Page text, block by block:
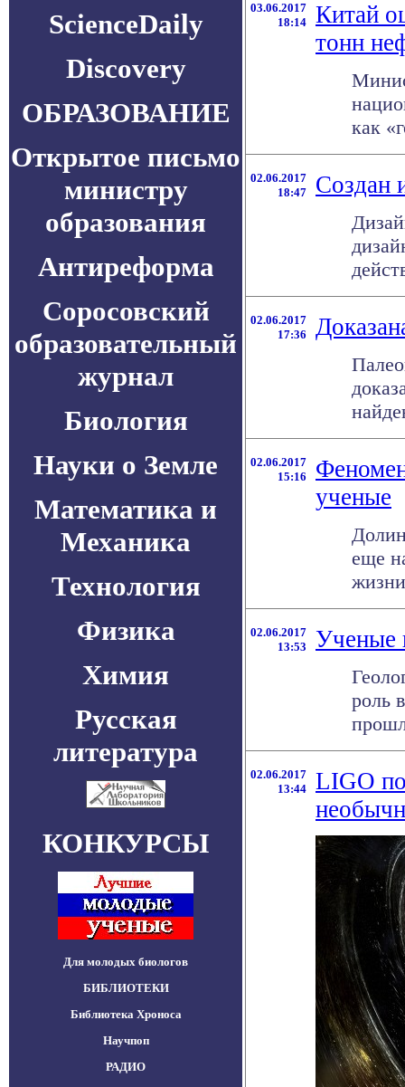
ScienceDaily
Discovery
ОБРАЗОВАНИЕ
Открытое письмо
министру
образования
Антиреформа
Соросовский
образовательный
журнал
Биология
Науки о Земле
Математика и
Механика
Технология
Физика
Химия
Русская
литература
КОНКУРСЫ
Для молодых биологов
БИБЛИОТЕКИ
Библиотека Хроноса
Научпоп
РАДИО
03.06.2017
18:14
Китай
тонн
как
02.06.2017
18:47
Создан
02.06.2017
17:36
02.06.2017
15:16
ученые
еще
02.06.2017
13:53
Ученые
роль
02.06.2017
13:44
LIGO